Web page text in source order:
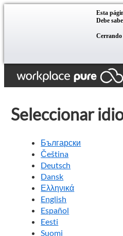
Esta
Debe
Cerrando
Seleccionar
Български
Čeština
Deutsch
Dansk
Ελληνικά
English
Español
Eesti
Suomi